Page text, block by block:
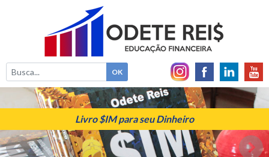
Livro $IM para seu Dinheiro